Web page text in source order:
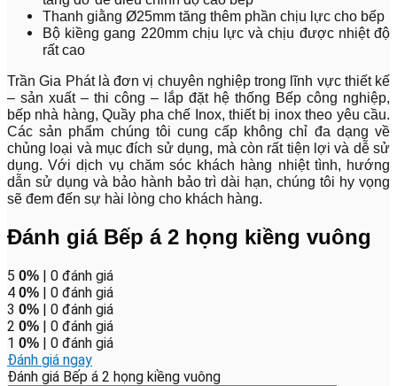
Thanh giằng Ø25mm tăng thêm phần chịu lực cho bếp
Bộ kiềng gang 220mm chịu lực và chịu được nhiệt độ
rất cao
Trần Gia Phát là đơn vị chuyên nghiệp trong lĩnh vực thiết kế
– sản xuất – thi công – lắp đặt hệ thống Bếp công nghiệp,
bếp nhà hàng, Quầy pha chế Inox, thiết bị inox theo yêu cầu.
Các sản phẩm chúng tôi cung cấp không chỉ đa dạng về
chủng loại và mục đích sử dụng, mà còn rất tiện lợi và dễ sử
dụng. Với dịch vụ chăm sóc khách hàng nhiệt tình, hướng
dẫn sử dụng và bảo hành bảo trì dài hạn, chúng tôi hy vọng
sẽ đem đến sự hài lòng cho khách hàng.
Đánh giá Bếp á 2 họng kiềng vuông
5 0% | 0 đánh giá
4 0% | 0 đánh giá
3 0% | 0 đánh giá
2 0% | 0 đánh giá
1 0% | 0 đánh giá
Đánh giá ngay
Đánh giá Bếp á 2 họng kiềng vuông